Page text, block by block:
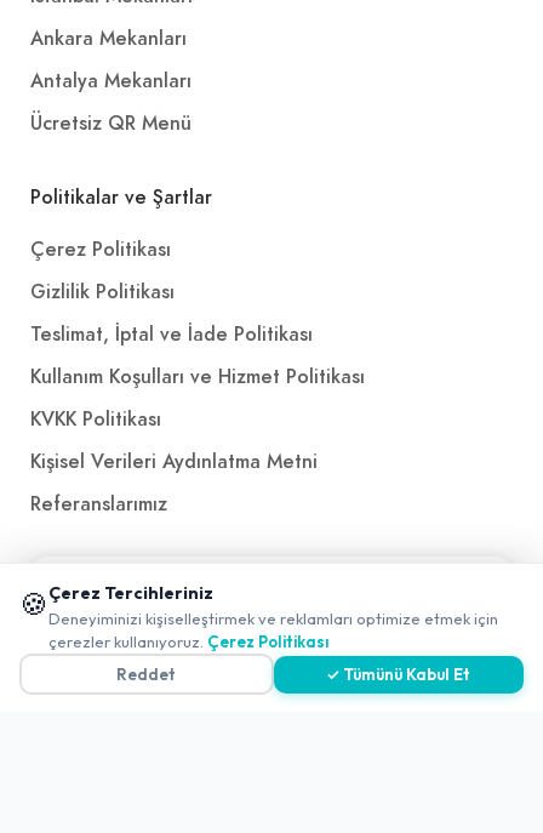
Ankara Mekanları
Antalya Mekanları
Ücretsiz QR Menü
Politikalar ve Şartlar
Çerez Politikası
Gizlilik Politikası
Teslimat, İptal ve İade Politikası
Kullanım Koşulları ve Hizmet Politikası
KVKK Politikası
Kişisel Verileri Aydınlatma Metni
Referanslarımız
E-Postailetisim@yakalamac.com.tr
Dokuz Eylül Üniversitesi Teknoparkı Adatepe Mah.
Doğuş Cad. No:207 Z İç Kapı No:1 Buca/İzmir
🍪 Çerez Tercihleriniz
Deneyiminizi kişiselleştirmek ve reklamları optimize etmek için
çerezler kullanıyoruz. Çerez Politikası
Reddet
✓ Tümünü Kabul Et
📱 Mobil uygulamamızı keşfedin!
✖